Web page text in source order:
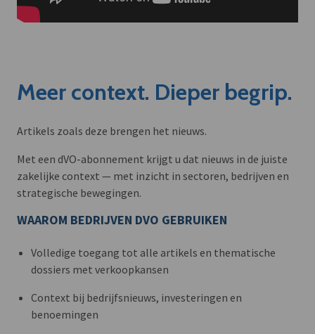
Meer context. Dieper begrip.
Artikels zoals deze brengen het nieuws.
Met een dVO-abonnement krijgt u dat nieuws in de juiste
zakelijke context — met inzicht in sectoren, bedrijven en
strategische bewegingen.
WAAROM BEDRIJVEN DVO GEBRUIKEN
Volledige toegang tot alle artikels en thematische
dossiers met verkoopkansen
Context bij bedrijfsnieuws, investeringen en
benoemingen